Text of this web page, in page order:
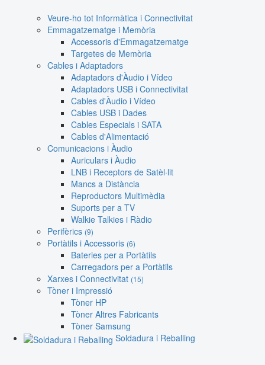
Veure-ho tot Informàtica i Connectivitat
Emmagatzematge i Memòria
Accessoris d'Emmagatzematge
Targetes de Memòria
Cables i Adaptadors
Adaptadors d'Àudio i Vídeo
Adaptadors USB i Connectivitat
Cables d'Àudio i Vídeo
Cables USB i Dades
Cables Especials i SATA
Cables d'Alimentació
Comunicacions i Àudio
Auriculars i Àudio
LNB i Receptors de Satèl·lit
Mancs a Distància
Reproductors Multimèdia
Suports per a TV
Walkie Talkies i Ràdio
Perifèrics (9)
Portàtils i Accessoris (6)
Bateries per a Portàtils
Carregadors per a Portàtils
Xarxes i Connectivitat (15)
Tòner i Impressió
Tòner HP
Tòner Altres Fabricants
Tòner Samsung
Soldadura i Reballing